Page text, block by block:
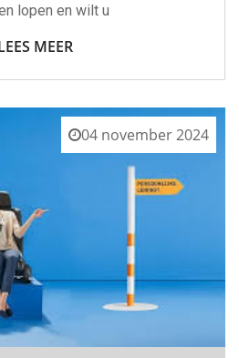
lopen en wilt u
MEER
04 november 2024